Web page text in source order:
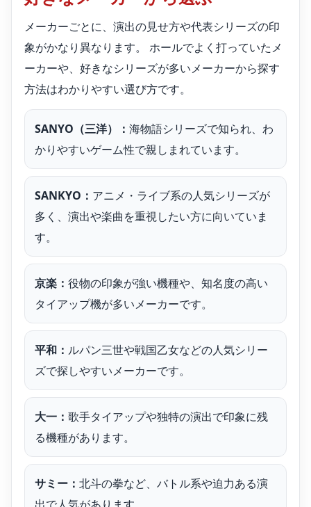
メーカーごとに、演出の見せ方や代表シリーズの印
象がかなり異なります。 ホールでよく打っていたメ
ーカーや、好きなシリーズが多いメーカーから探す
方法はわかりやすい選び方です。
SANYO（三洋）： 海物語シリーズで知られ、わ
かりやすいゲーム性で親しまれています。
SANKYO： アニメ・ライブ系の人気シリーズが
多く、演出や楽曲を重視したい方に向いていま
す。
京楽： 役物の印象が強い機種や、知名度の高い
タイアップ機が多いメーカーです。
平和： ルパン三世や戦国乙女などの人気シリー
ズで探しやすいメーカーです。
大一： 歌手タイアップや独特の演出で印象に残
る機種があります。
サミー： 北斗の拳など、バトル系や迫力ある演